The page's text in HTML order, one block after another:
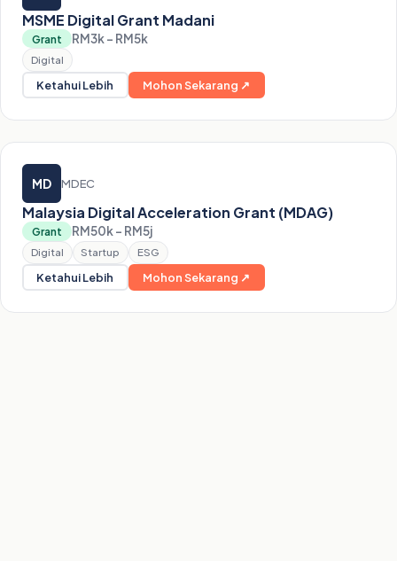
MSME Digital Grant Madani
Grant RM3k – RM5k
Digital
Ketahui Lebih Mohon Sekarang ↗
MD MDEC
Malaysia Digital Acceleration Grant (MDAG)
Grant RM50k – RM5j
Digital Startup ESG
Ketahui Lebih Mohon Sekarang ↗